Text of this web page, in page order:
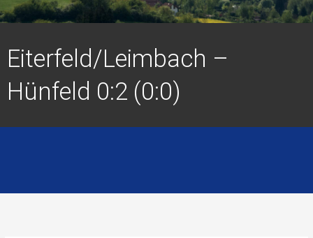
Eiterfeld/Leimbach –
Hünfeld 0:2 (0:0)